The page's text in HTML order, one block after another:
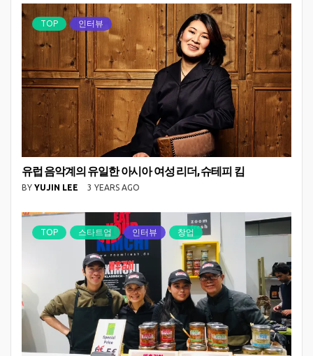
TOP 인터뷰
유럽 음악계의 유일한 아시아 여성 리더, 슈테피 킴
BY YUJIN LEE 3 YEARS AGO
TOP 스타트업 인터뷰 창업